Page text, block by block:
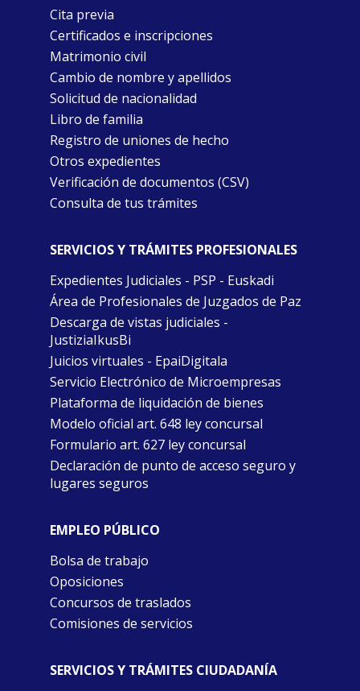
Cita previa
Certificados e inscripciones
Matrimonio civil
Cambio de nombre y apellidos
Solicitud de nacionalidad
Libro de familia
Registro de uniones de hecho
Otros expedientes
Verificación de documentos (CSV)
Consulta de tus trámites
SERVICIOS Y TRÁMITES PROFESIONALES
Expedientes Judiciales - PSP - Euskadi
Área de Profesionales de Juzgados de Paz
Descarga de vistas judiciales -
JustiziaIkusBi
Juicios virtuales - EpaiDigitala
Servicio Electrónico de Microempresas
Plataforma de liquidación de bienes
Modelo oficial art. 648 ley concursal
Formulario art. 627 ley concursal
Declaración de punto de acceso seguro y
lugares seguros
EMPLEO PÚBLICO
Bolsa de trabajo
Oposiciones
Concursos de traslados
Comisiones de servicios
SERVICIOS Y TRÁMITES CIUDADANÍA